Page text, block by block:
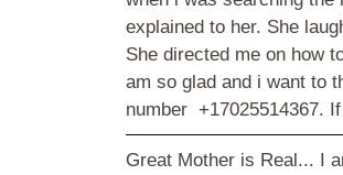
explained to her. She
She directed me on how
am so glad and i want to
number +17025514367.
Great Mother is Real... I